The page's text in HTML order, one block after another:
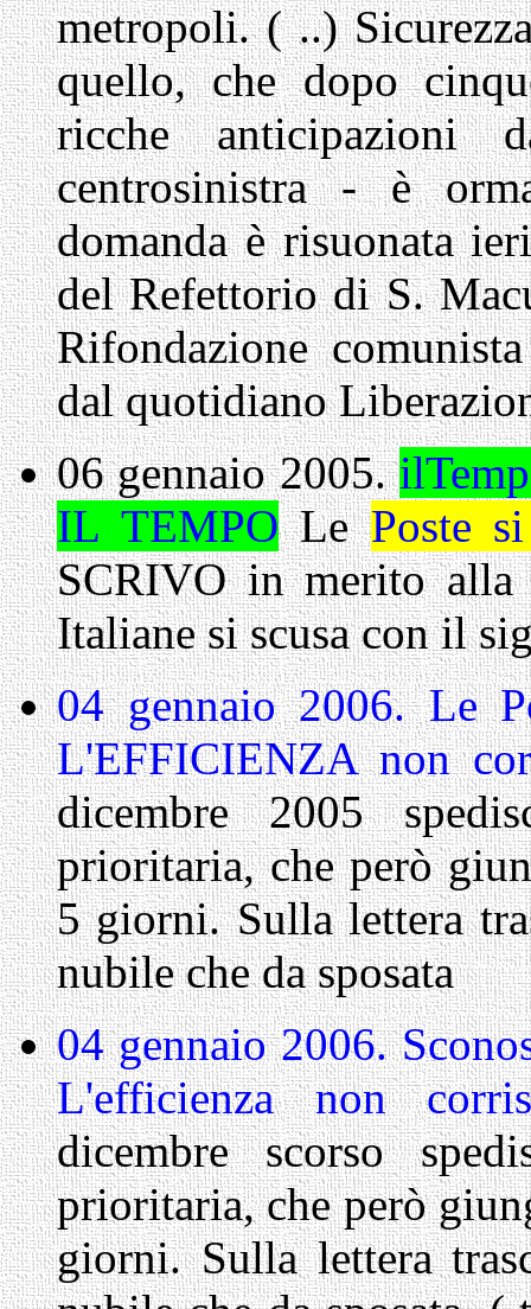
metropoli. ( ..)
quello, che dopo
ricche anticipazioni
centrosinistra - è
domanda è risuonata
del Refettorio di S.
Rifondazione
dal quotidiano
06 gennaio 2005.
IL TEMPOLePoste
SCRIVO in merito
Italiane si scusa con il
04 gennaio 2006.Le
L'EFFICIENZA non
dicembre 2005
prioritaria, che però
5 giorni. Sulla lettera
nubile che da sposata
04 gennaio 2006.
L'efficienza non
dicembre scorso
prioritaria, che però
giorni. Sulla lettera